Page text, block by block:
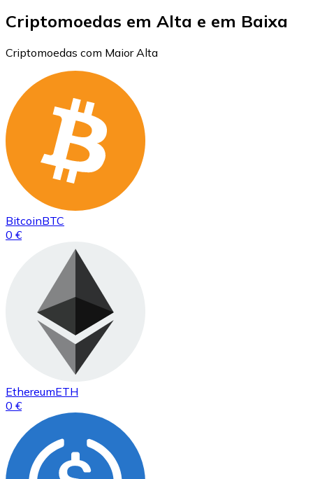
Criptomoedas em Alta e em Baixa
Criptomoedas com Maior Alta
BitcoinBTC
0 €
EthereumETH
0 €